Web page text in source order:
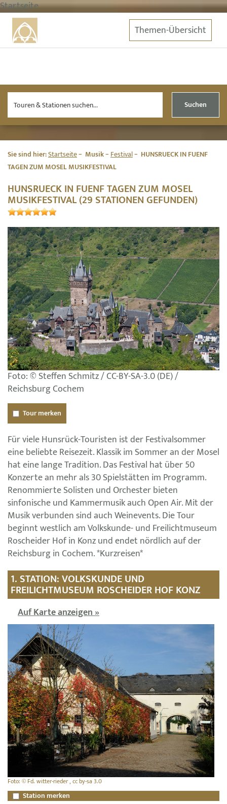
Startseite
Themen-Übersicht
Suchen
Sie sind hier:Startseite Musik Festival
HUNSRUECK IN FUENF
TAGEN ZUM MOSEL MUSIKFESTIVAL
HUNSRUECK IN FUENF TAGEN ZUM MOSEL
MUSIKFESTIVAL (29 STATIONEN GEFUNDEN)
Foto: © Steffen Schmitz / CC-BY-SA-3.0 (DE) /
Reichsburg Cochem
Tour merken
Für viele Hunsrück-Touristen ist der Festivalsommer
eine beliebte Reisezeit. Klassik im Sommer an der Mosel
hat eine lange Tradition. Das Festival hat über 50
Konzerte an mehr als 30 Spielstätten im Programm.
Renommierte Solisten und Orchester bieten
sinfonische und Kammermusik auch Open Air. Mit der
Musik verbunden sind auch Weinevents. Die Tour
beginnt westlich am Volkskunde- und Freilichtmuseum
Roscheider Hof in Konz und endet nördlich auf der
Reichsburg in Cochem. *Kurzreisen*
1. STATION: VOLKSKUNDE UND
FREILICHTMUSEUM ROSCHEIDER HOF KONZ
Auf Karte anzeigen »
Foto: © Fd. witter-rieder , cc by-sa 3.0
Station merken